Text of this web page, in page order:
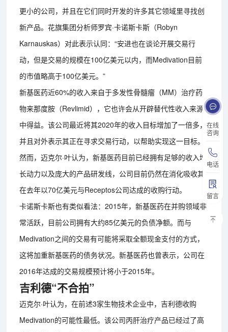
在线
咨询
电话
留言
更小的公司，并且在它们同时开发的许多其它领域里寻找创
新产品。花旗集团分析师罗宾·卡诺斯卡斯（Robyn
Karnauskas）对此表示认同：“安进也在谈论开展交易行
动，但是交易的规模在100亿美元以内，而Medivation目前
的市值略高于100亿美元。”
新基医药近60%的收入来自于多发性骨髓瘤（MM）治疗药
物来那度胺（Revlimid），它也许会从开辟替代性收入来源
中得益。该公司最近将其2020年的收入目标增加了一倍多，
并且对外表示其正在寻求交易行动，以帮助实现这一目标。
然而，迈克尔·叶认为，新基医药目前已经拥有足够的收入增
长动力以及庞大的产品研发线，公司目前仍然在消化吸收其
在去年以70亿美元与Receptos公司达成的收购行动。
卡诺斯卡斯也有类似看法：2015年，新基医药在并购领域非
常活跃，目前公司拥有大约85亿美元的负债净额。而与
Medivation之间的交易有可能将采取全额现金支付的方式，
这将加重新基医药的债务状况。新基医药也曾表示，公司在
2016年达成的交易规模预计将小于2015年。
吉利德“不合拍”
迈克尔·叶认为，在前述3家生物技术企业中，吉利德收购
Medivation的可能性最低。该公司丙肝治疗产品已经过了高